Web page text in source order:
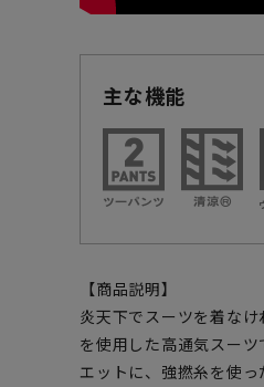
主な機能
【商品説明】
炎天下でスーツを着な
を使用した高通気スー
エットに、強撚糸を使